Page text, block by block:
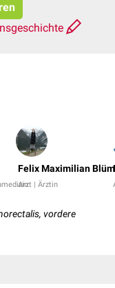
Felix Maximilian
Arzt | Ärztin
vordere